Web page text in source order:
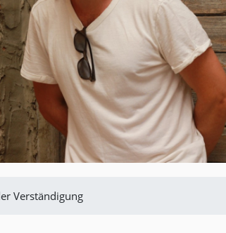
Verständigung